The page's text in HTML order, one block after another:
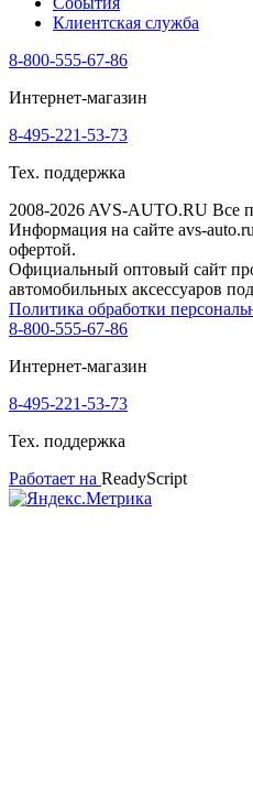
Клиентская служба
8-800-555-67-86
Интернет-магазин
8-495-221-53-73
Тех. поддержка
2008-2026 AVS-AUTO.RU Все
Информация на сайте avs-
офертой.
Официальный оптовый сайт
автомобильных аксессуаров
Политика обработки
8-800-555-67-86
Интернет-магазин
8-495-221-53-73
Тех. поддержка
Работает на ReadyScript